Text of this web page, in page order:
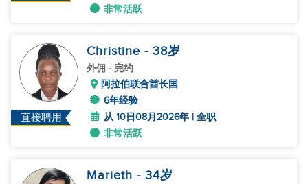
非常活跃
直接聘用
Christine - 38岁
外佣 - 完约
阿拉伯联合酋长国
6年经验
从 10日08月2026年 | 全职
非常活跃
Marieth - 34岁